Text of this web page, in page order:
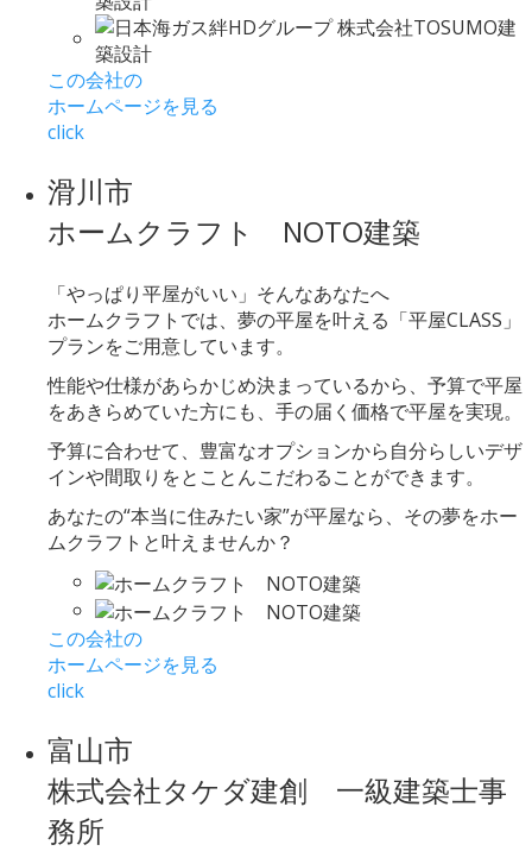
この会社の
ホームページを見る
click
滑川市
ホームクラフト NOTO建築
「やっぱり平屋がいい」そんなあなたへ
ホームクラフトでは、夢の平屋を叶える「平屋CLASS」
プランをご用意しています。
性能や仕様があらかじめ決まっているから、予算で平屋
をあきらめていた方にも、手の届く価格で平屋を実現。
予算に合わせて、豊富なオプションから自分らしいデザ
インや間取りをとことんこだわることができます。
あなたの“本当に住みたい家”が平屋なら、その夢をホー
ムクラフトと叶えませんか？
この会社の
ホームページを見る
click
富山市
株式会社タケダ建創 一級建築士事
務所